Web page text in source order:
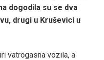
dogodila su se dva
drugi u Kruševici u
vatrogasna vozila, a